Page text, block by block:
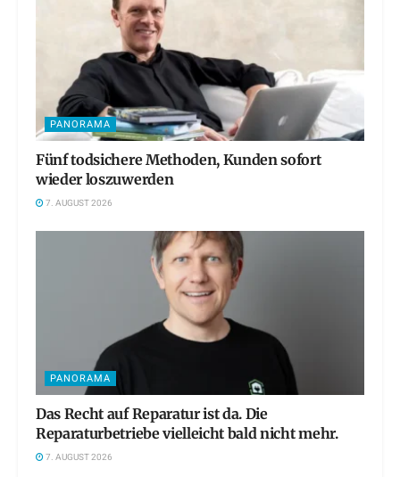
PANORAMA
Fünf todsichere Methoden, Kunden sofort
wieder loszuwerden
7. AUGUST 2026
PANORAMA
Das Recht auf Reparatur ist da. Die
Reparaturbetriebe vielleicht bald nicht mehr.
7. AUGUST 2026